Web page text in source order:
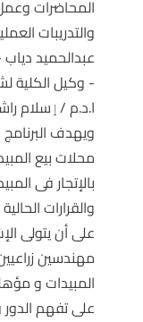
المحاضرات
والتدريبات
عبدالحميد
- وكيل الكلية
ا.د.م /ٳسلام
ويهدف
محلات بيع
بالإتجار فى
والقرارات
على أن يتولى
مهندسين
المبيدات و
على تفهم الدور